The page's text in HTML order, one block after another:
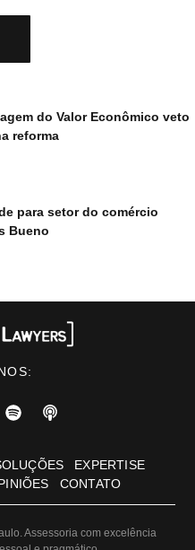
do Valor Econômico veto
reforma
para setor do comércio
Bueno
EXPERTISE
CONTATO
Assessoria com excelência